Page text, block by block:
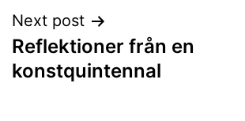
Next post
Reflektioner från en
konstquintennal